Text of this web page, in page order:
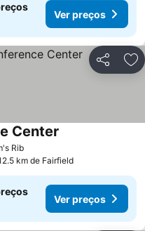
Ver preços
Partilhar
Rib
Center
km de Fairfield
Ver preços